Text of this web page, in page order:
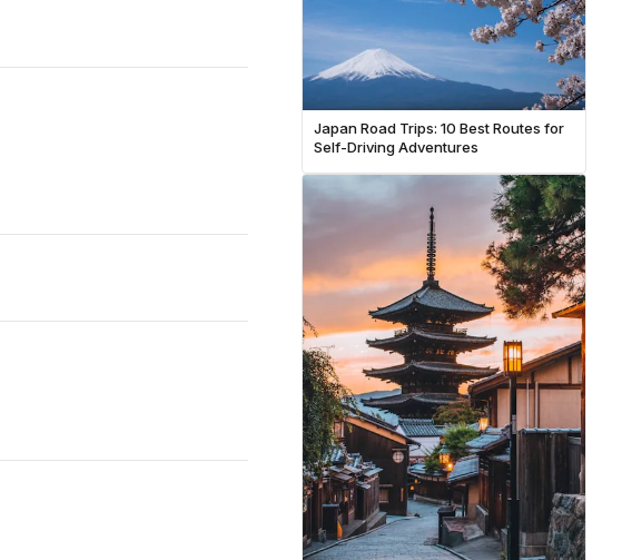
Japan Road Trips: 10 Best Routes for
Self-Driving Adventures